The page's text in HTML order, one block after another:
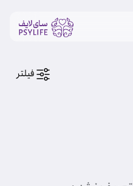
فیلتر